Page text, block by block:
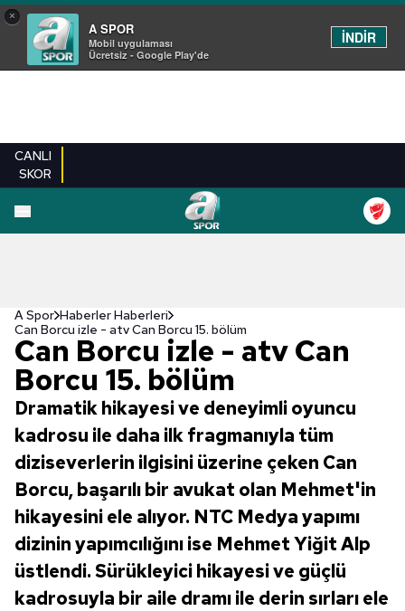
×
A SPOR
Mobil uygulaması
Ücretsiz - Google Play'de
İNDİR
CANLI
SKOR
A Spor Haberler Haberleri
Can Borcu izle - atv Can Borcu 15. bölüm
Can Borcu izle - atv Can
Borcu 15. bölüm
Dramatik hikayesi ve deneyimli oyuncu
kadrosu ile daha ilk fragmanıyla tüm
diziseverlerin ilgisini üzerine çeken Can
Borcu, başarılı bir avukat olan Mehmet'in
hikayesini ele alıyor. NTC Medya yapımı
dizinin yapımcılığını ise Mehmet Yiğit Alp
üstlendi. Sürükleyici hikayesi ve güçlü
kadrosuyla bir aile dramı ile derin sırları ele